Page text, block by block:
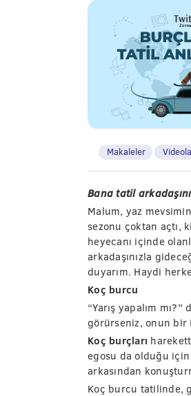
Makaleler
Bana tatil
Malum, yaz
sezonu çoktan açtı,
heyecanı içinde
arkadaşınızla
duyarım. Haydi
Koç burcu
“Yarış yapalım
görürseniz, onun bir
Koç burçları
egosu da olduğu
arkasından
Koç burcu tatilinde,